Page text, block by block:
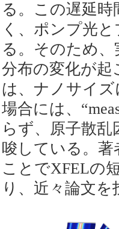
る。この遅延
く、ポンプ光
る。そのため
分布の変化が
は、ナノサイ
場合には、
らず、原子散
唆している。
ことでXFELの
り、近々論文